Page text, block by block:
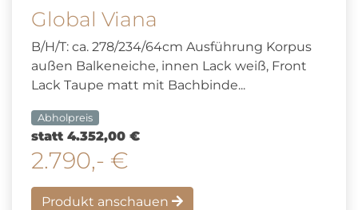
Global Viana
B/H/T: ca. 278/234/64cm Ausführung Korpus
außen Balkeneiche, innen Lack weiß, Front
Lack Taupe matt mit Bachbinde...
Abholpreis
statt 4.352,00 €
2.790,- €
Produkt anschauen